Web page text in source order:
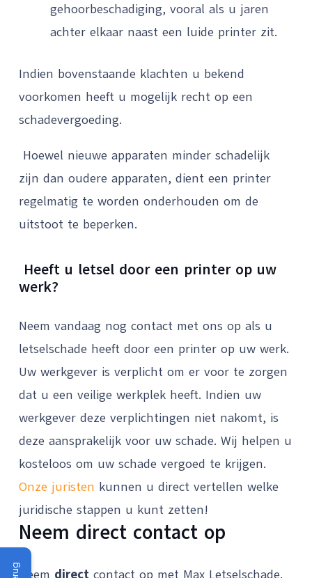
gehoorbeschadiging, vooral als u jaren
achter elkaar naast een luide printer zit.
Indien bovenstaande klachten u bekend
voorkomen heeft u mogelijk recht op een
schadevergoeding.
Hoewel nieuwe apparaten minder schadelijk
zijn dan oudere apparaten, dient een printer
regelmatig te worden onderhouden om de
uitstoot te beperken.
Heeft u letsel door een printer op uw
werk?
Neem vandaag nog contact met ons op als u
letselschade heeft door een printer op uw werk.
Uw werkgever is verplicht om er voor te zorgen
dat u een veilige werkplek heeft. Indien uw
werkgever deze verplichtingen niet nakomt, is
deze aansprakelijk voor uw schade. Wij helpen u
kosteloos om uw schade vergoed te krijgen.
Onze juristen kunnen u direct vertellen welke
juridische stappen u kunt zetten!
Neem direct contact op
Neem direct contact op met Max Letselschade.